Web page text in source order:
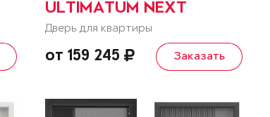
ULTIMATUM NEXT
Дверь для квартиры
от 159 245 Заказать